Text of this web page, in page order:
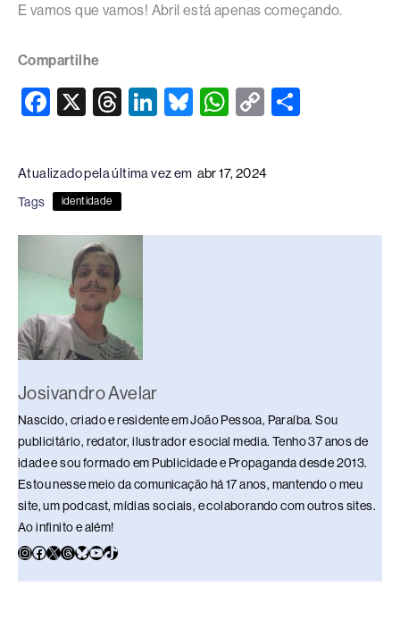
E vamos que vamos! Abril está apenas começando.
Compartilhe
F
e
b
o
o
X
T
a
s
Li
e
n
Bl
sk
W
s
p
C
y
n
Atualizado pela última vez em abr 17, 2024
Tags identidade
Josivandro Avelar
Nascido, criado e residente em João Pessoa, Paraíba. Sou
publicitário, redator, ilustrador e social media. Tenho 37 anos de
idade e sou formado em Publicidade e Propaganda desde 2013.
Estou nesse meio da comunicação há 17 anos, mantendo o meu
site, um podcast, mídias sociais, e colaborando com outros sites.
Ao infinito e além!